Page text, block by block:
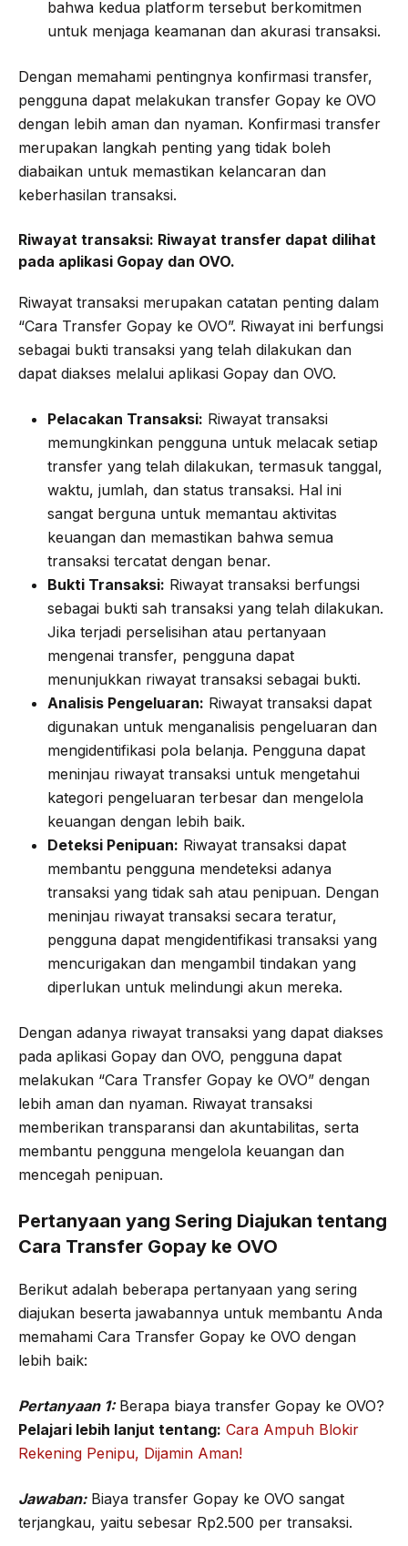
bahwa kedua platform tersebut berkomitmen
untuk menjaga keamanan dan akurasi transaksi.
Dengan memahami pentingnya konfirmasi transfer,
pengguna dapat melakukan transfer Gopay ke OVO
dengan lebih aman dan nyaman. Konfirmasi transfer
merupakan langkah penting yang tidak boleh
diabaikan untuk memastikan kelancaran dan
keberhasilan transaksi.
Riwayat transaksi: Riwayat transfer dapat dilihat
pada aplikasi Gopay dan OVO.
Riwayat transaksi merupakan catatan penting dalam
“Cara Transfer Gopay ke OVO”. Riwayat ini berfungsi
sebagai bukti transaksi yang telah dilakukan dan
dapat diakses melalui aplikasi Gopay dan OVO.
Pelacakan Transaksi: Riwayat transaksi
memungkinkan pengguna untuk melacak setiap
transfer yang telah dilakukan, termasuk tanggal,
waktu, jumlah, dan status transaksi. Hal ini
sangat berguna untuk memantau aktivitas
keuangan dan memastikan bahwa semua
transaksi tercatat dengan benar.
Bukti Transaksi: Riwayat transaksi berfungsi
sebagai bukti sah transaksi yang telah dilakukan.
Jika terjadi perselisihan atau pertanyaan
mengenai transfer, pengguna dapat
menunjukkan riwayat transaksi sebagai bukti.
Analisis Pengeluaran: Riwayat transaksi dapat
digunakan untuk menganalisis pengeluaran dan
mengidentifikasi pola belanja. Pengguna dapat
meninjau riwayat transaksi untuk mengetahui
kategori pengeluaran terbesar dan mengelola
keuangan dengan lebih baik.
Deteksi Penipuan: Riwayat transaksi dapat
membantu pengguna mendeteksi adanya
transaksi yang tidak sah atau penipuan. Dengan
meninjau riwayat transaksi secara teratur,
pengguna dapat mengidentifikasi transaksi yang
mencurigakan dan mengambil tindakan yang
diperlukan untuk melindungi akun mereka.
Dengan adanya riwayat transaksi yang dapat diakses
pada aplikasi Gopay dan OVO, pengguna dapat
melakukan “Cara Transfer Gopay ke OVO” dengan
lebih aman dan nyaman. Riwayat transaksi
memberikan transparansi dan akuntabilitas, serta
membantu pengguna mengelola keuangan dan
mencegah penipuan.
Pertanyaan yang Sering Diajukan tentang
Cara Transfer Gopay ke OVO
Berikut adalah beberapa pertanyaan yang sering
diajukan beserta jawabannya untuk membantu Anda
memahami Cara Transfer Gopay ke OVO dengan
lebih baik:
Pertanyaan 1:Berapa biaya transfer Gopay ke OVO?
Pelajari lebih lanjut tentang: Cara Ampuh Blokir
Rekening Penipu, Dijamin Aman!
Jawaban:Biaya transfer Gopay ke OVO sangat
terjangkau, yaitu sebesar Rp2.500 per transaksi.